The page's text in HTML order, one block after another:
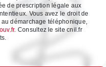
de prescription légale aux
Vous avez le droit de
démarchage téléphonique,
. Consultez le site cnil.fr